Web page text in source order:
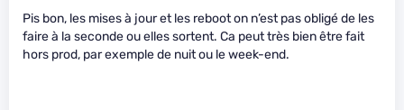
Pis bon, les mises à jour et les reboot on n’est pas obligé de les
faire à la seconde ou elles sortent. Ca peut très bien être fait
hors prod, par exemple de nuit ou le week-end.